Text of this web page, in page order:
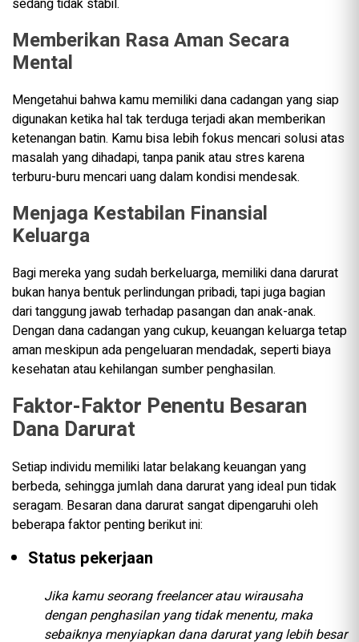
sedang tidak stabil.
Memberikan Rasa Aman Secara
Mental
Mengetahui bahwa kamu memiliki dana cadangan yang siap
digunakan ketika hal tak terduga terjadi akan memberikan
ketenangan batin. Kamu bisa lebih fokus mencari solusi atas
masalah yang dihadapi, tanpa panik atau stres karena
terburu-buru mencari uang dalam kondisi mendesak.
Menjaga Kestabilan Finansial
Keluarga
Bagi mereka yang sudah berkeluarga, memiliki dana darurat
bukan hanya bentuk perlindungan pribadi, tapi juga bagian
dari tanggung jawab terhadap pasangan dan anak-anak.
Dengan dana cadangan yang cukup, keuangan keluarga tetap
aman meskipun ada pengeluaran mendadak, seperti biaya
kesehatan atau kehilangan sumber penghasilan.
Faktor-Faktor Penentu Besaran
Dana Darurat
Setiap individu memiliki latar belakang keuangan yang
berbeda, sehingga jumlah dana darurat yang ideal pun tidak
seragam. Besaran dana darurat sangat dipengaruhi oleh
beberapa faktor penting berikut ini:
Status pekerjaan
Jika kamu seorang freelancer atau wirausaha
dengan penghasilan yang tidak menentu, maka
sebaiknya menyiapkan dana darurat yang lebih besar